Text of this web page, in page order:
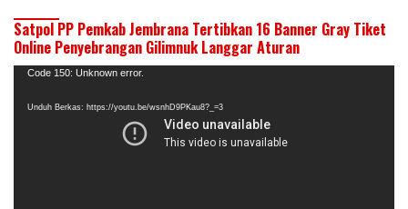
Satpol PP Pemkab Jembrana Tertibkan 16 Banner Gray Tiket
Online Penyebrangan Gilimnuk Langgar Aturan
Pemutar
Code 150: Unknown error.
Unduh Berkas: https://youtu.be/wsnhD9PKau8?_=3